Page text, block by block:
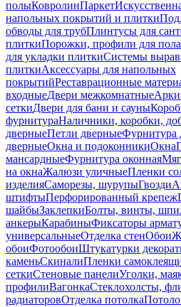
полыКовролинПаркет
напольных покрытий и плитки
обводы для трубПлинтусы для
плиткиПорожки, профили для
для укладки плиткиСистемы
плиткиАксессуары для напольных
покрытийРеставрационные
входныеДвери межкомнатные
сеткиДвери для бани и сауны
фурнитураНаличники, коробки,
дверныеПетли дверныеФурнитура
дверныеОкна и подоконникиОкна
мансардныеФурнитура оконная
на окнаЖалюзи уличныеПленки
изделияСаморезы, шурупыГвозди
штифтыПерфорированный крепеж
шайбыЗаклепкиБолты, винты,
анкерыКарабиныФиксаторы
универсальныеОтделка стенОбои
обоиФотообоиШтукатурки
каменьСкиналиПленки
сеткиСтеновые панелиУголки,
профилиВагонкаСтеклохолсты,
радиаторовОтделка потолка